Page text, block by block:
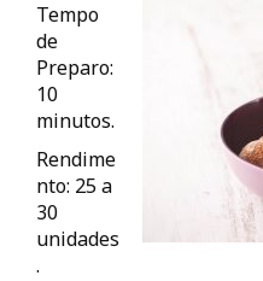
Tempo
de
Preparo:
10
minutos.
Rendime
nto: 25 a
30
unidades
.